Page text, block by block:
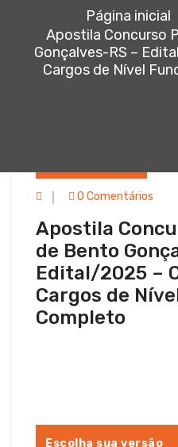
Página inicial
Apostila Concurso
Gonçalves-RS –
Cargos de Nível
0 Comentários
Apostila
de Bento
Edital/2025 –
Cargos de
Completo
Escolha sua versão